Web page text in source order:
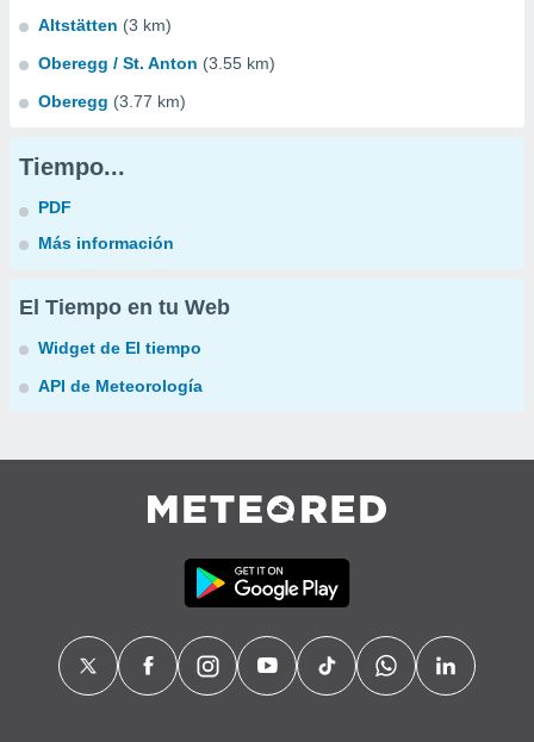
Altstätten (3 km)
Oberegg / St. Anton (3.55 km)
Oberegg (3.77 km)
Tiempo...
PDF
Más información
El Tiempo en tu Web
Widget de El tiempo
API de Meteorología